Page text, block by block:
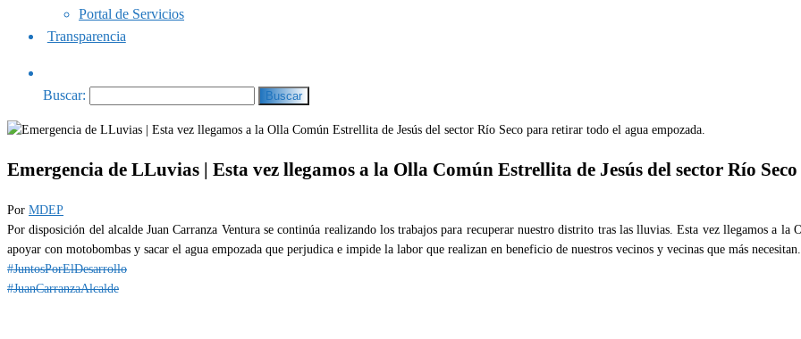
Portal de Servicios
Transparencia
Buscar:
Emergencia de LLuvias | Esta vez llegamos a la Olla Común Estrellita de Jesús del sector Río
Por MDEP
Por disposición del alcalde Juan Carranza Ventura se continúa realizando los trabajos para recuperar nuestro distrito tras las lluvias. Esta vez llegamos a
apoyar con motobombas y sacar el agua empozada que perjudica e impide la labor que realizan en beneficio de nuestros vecinos y vecinas que más necesitan.
#JuntosPorElDesarrollo
#JuanCarranzaAlcalde